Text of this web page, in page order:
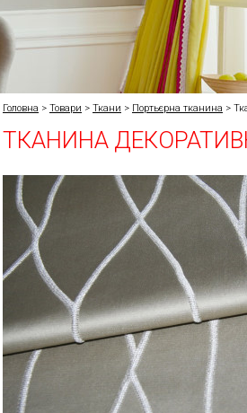
Головна > Товари > Ткани > Портьєрна тканина >
ТКАНИНА